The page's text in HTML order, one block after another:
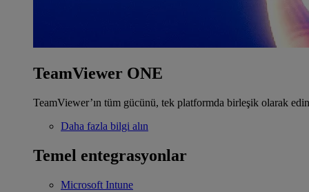
TeamViewer ONE
TeamViewer’ın tüm gücünü, tek platformda birleşik olarak
Daha fazla bilgi alın
Temel entegrasyonlar
Microsoft Intune